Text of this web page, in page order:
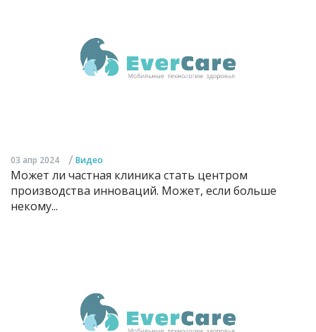
03 апр 2024 / Видео
Может ли частная клиника стать центром
производства инноваций. Может, если больше
некому...